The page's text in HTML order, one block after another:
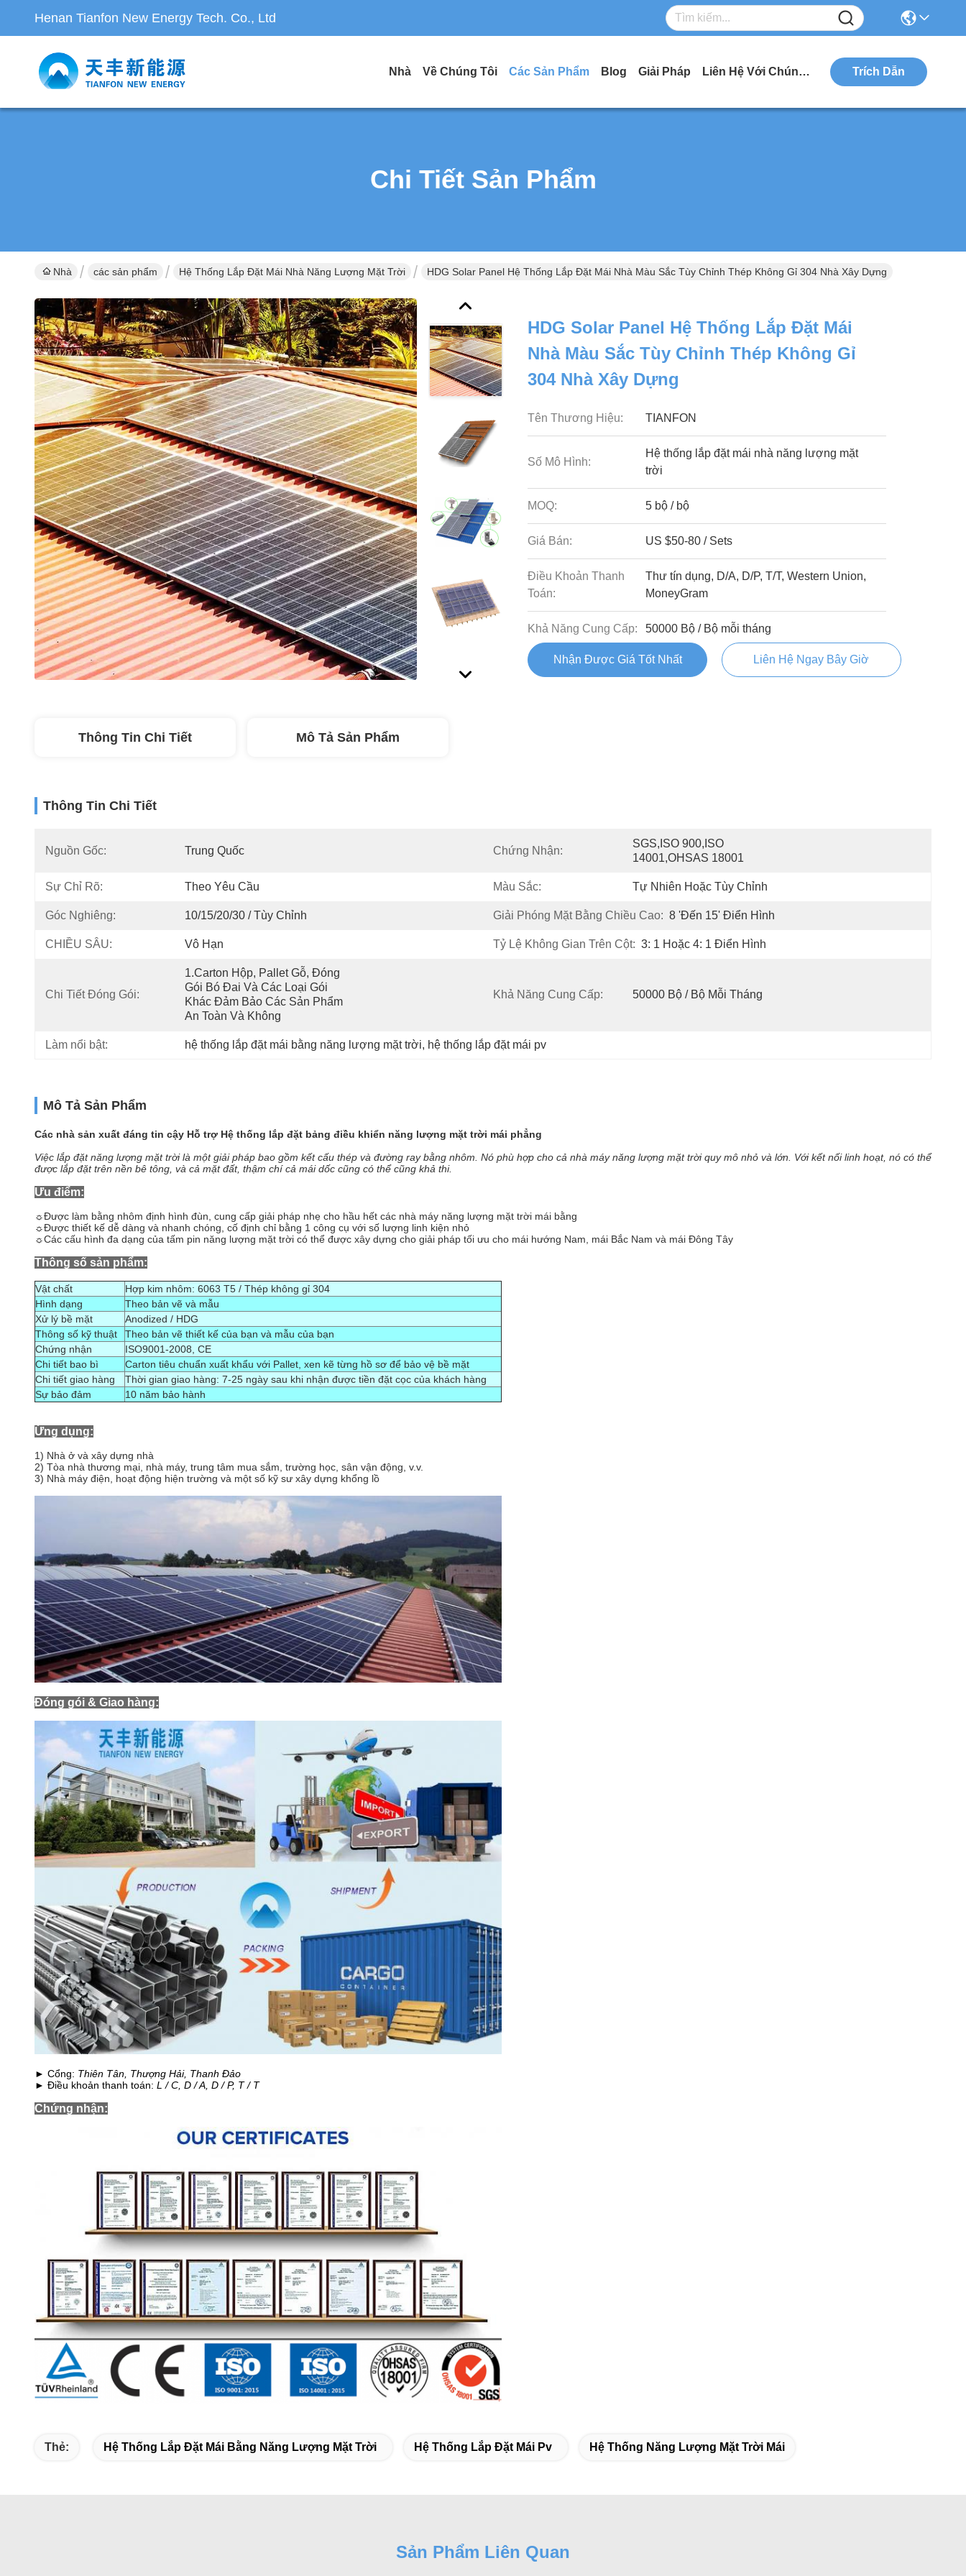
Henan Tianfon New Energy Tech. Co., Ltd
Nhà Về Chúng Tôi Các Sản Phẩm Blog Giải Pháp Liên Hệ Với Chúng Tôi Trích Dẫn
Chi Tiết Sản Phẩm
Nhà các sản phẩm Hệ Thống Lắp Đặt Mái Nhà Năng Lượng Mặt Trời HDG Solar Panel Hệ Thống Lắp Đặt Mái Nhà Màu Sắc Tùy Chỉnh Thép Không Gỉ 304 Nhà Xây Dựng
HDG Solar Panel Hệ Thống Lắp Đặt Mái
Nhà Màu Sắc Tùy Chỉnh Thép Không Gỉ
304 Nhà Xây Dựng
Tên Thương Hiệu: TIANFON
Số Mô Hình:
Hệ thống lắp đặt mái nhà năng lượng mặt
trời
MOQ: 5 bộ / bộ
Giá Bán: US $50-80 / Sets
Điều Khoản Thanh
Toán:
Thư tín dụng, D/A, D/P, T/T, Western Union,
MoneyGram
Khả Năng Cung Cấp: 50000 Bộ / Bộ mỗi tháng
Nhận Được Giá Tốt Nhất Liên Hệ Ngay Bây Giờ
Thông Tin Chi Tiết Mô Tả Sản Phẩm
Thông Tin Chi Tiết
Nguồn Gốc: Trung Quốc Chứng Nhận:
SGS,ISO 900,ISO
14001,OHSAS 18001
Sự Chỉ Rõ: Theo Yêu Cầu Màu Sắc: Tự Nhiên Hoặc Tùy Chỉnh
Góc Nghiêng: 10/15/20/30 / Tùy Chỉnh Giải Phóng Mặt Bằng Chiều Cao: 8 'đến 15' Điển Hình
CHIỀU SÂU: Vô Hạn Tỷ Lệ Không Gian Trên Cột: 3: 1 Hoặc 4: 1 Điển Hình
Chi Tiết Đóng Gói:
1.Carton Hộp, Pallet Gỗ, Đóng
Gói Bó Đai Và Các Loại Gói
Khác Đảm Bảo Các Sản Phẩm
An Toàn Và Không
Khả Năng Cung Cấp: 50000 Bộ / Bộ Mỗi Tháng
Làm nổi bật: hệ thống lắp đặt mái bằng năng lượng mặt trời, hệ thống lắp đặt mái pv
Mô Tả Sản Phẩm
Các nhà sản xuất đáng tin cậy Hỗ trợ Hệ thống lắp đặt bảng điều khiển năng lượng mặt trời mái phẳng
Việc lắp đặt năng lượng mặt trời là một giải pháp bao gồm kết cấu thép và đường ray bằng nhôm. Nó phù hợp cho cả nhà máy năng lượng mặt trời quy mô nhỏ và lớn. Với kết nối linh hoạt, nó có thể
được lắp đặt trên nền bê tông, và cả mặt đất, thậm chí cả mái dốc cũng có thể cũng khả thi.
Ưu điểm:
☼Được làm bằng nhôm định hình đùn, cung cấp giải pháp nhẹ cho hầu hết các nhà máy năng lượng mặt trời mái bằng
☼Được thiết kế dễ dàng và nhanh chóng, cố định chỉ bằng 1 công cụ với số lượng linh kiện nhỏ
☼Các cấu hình đa dạng của tấm pin năng lượng mặt trời có thể được xây dựng cho giải pháp tối ưu cho mái hướng Nam, mái Bắc Nam và mái Đông Tây
Thông số sản phẩm:
Vật chất
Hợp kim nhôm: 6063 T5 / Thép không gỉ 304
Hình dạng
Theo bản vẽ và mẫu
Xử lý bề mặt
Anodized / HDG
Thông số kỹ thuật
Theo bản vẽ thiết kế của bạn và mẫu của bạn
Chứng nhận
ISO9001-2008, CE
Chi tiết bao bì
Carton tiêu chuẩn xuất khẩu với Pallet, xen kẽ từng hồ sơ để bảo vệ bề mặt
Chi tiết giao hàng
Thời gian giao hàng: 7-25 ngày sau khi nhận được tiền đặt cọc của khách hàng
Sự bảo đảm
10 năm bảo hành
Ứng dụng:
1) Nhà ở và xây dựng nhà
2) Tòa nhà thương mại, nhà máy, trung tâm mua sắm, trường học, sân vận động, v.v.
3) Nhà máy điện, hoạt động hiện trường và một số kỹ sư xây dựng khổng lồ
Đóng gói & Giao hàng:
► Cổng: Thiên Tân, Thượng Hải, Thanh Đảo
► Điều khoản thanh toán: L / C, D / A, D / P, T / T
Chứng nhận:
Thẻ: Hệ Thống Lắp Đặt Mái Bằng Năng Lượng Mặt Trời Hệ Thống Lắp Đặt Mái Pv Hệ Thống Năng Lượng Mặt Trời Mái
Sản Phẩm Liên Quan